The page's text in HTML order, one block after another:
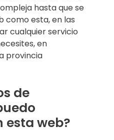
hasta que se
como esta, en las
cualquier servicio
en
provincia
de
esta web?